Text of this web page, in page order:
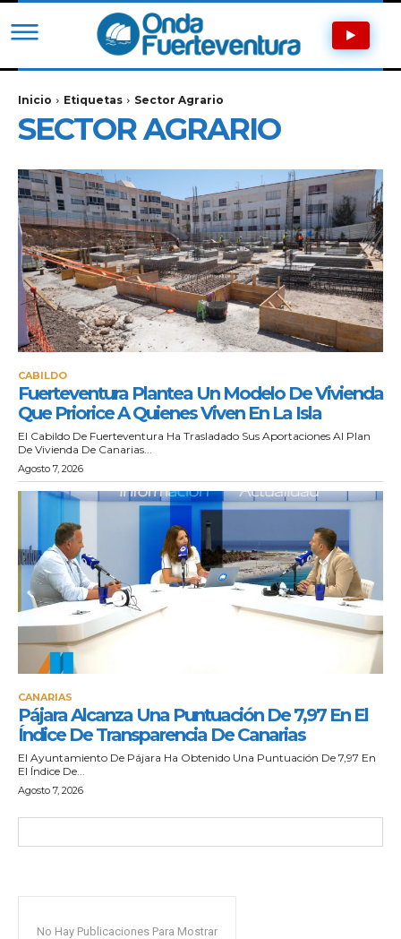
Inicio Etiquetas Sector Agrario
SECTOR AGRARIO
CABILDO
Fuerteventura Plantea Un Modelo De Vivienda
Que Priorice A Quienes Viven En La Isla
El Cabildo De Fuerteventura Ha Trasladado Sus Aportaciones Al Plan
De Vivienda De Canarias...
Agosto 7, 2026
CANARIAS
Pájara Alcanza Una Puntuación De 7,97 En El
Índice De Transparencia De Canarias
El Ayuntamiento De Pájara Ha Obtenido Una Puntuación De 7,97 En
El Índice De...
Agosto 7, 2026
No Hay Publicaciones Para Mostrar